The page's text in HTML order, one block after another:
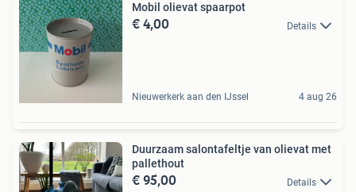
Mobil olievat spaarpot
€ 4,00 Details
Nieuwerkerk aan den IJssel 4 aug 26
Duurzaam salontafeltje van olievat met
pallethout
€ 95,00 Details